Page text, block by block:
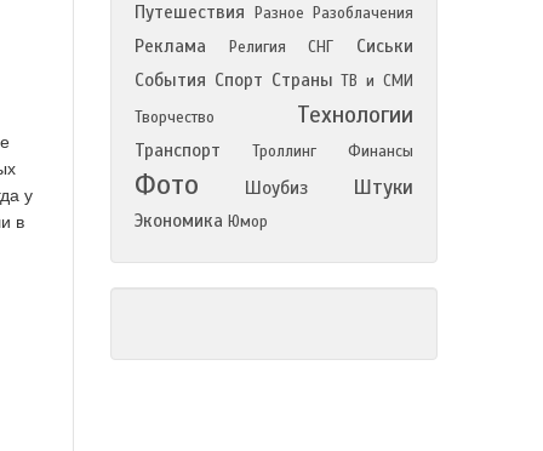
у
в
Путешествия
Разное Разоблачения
Реклама Религия СНГ
Сиськи
События Спорт Страны ТВ и СМИ
Творчество
Технологии
Транспорт Троллинг Финансы
Фото Шоубиз Штуки
Экономика Юмор